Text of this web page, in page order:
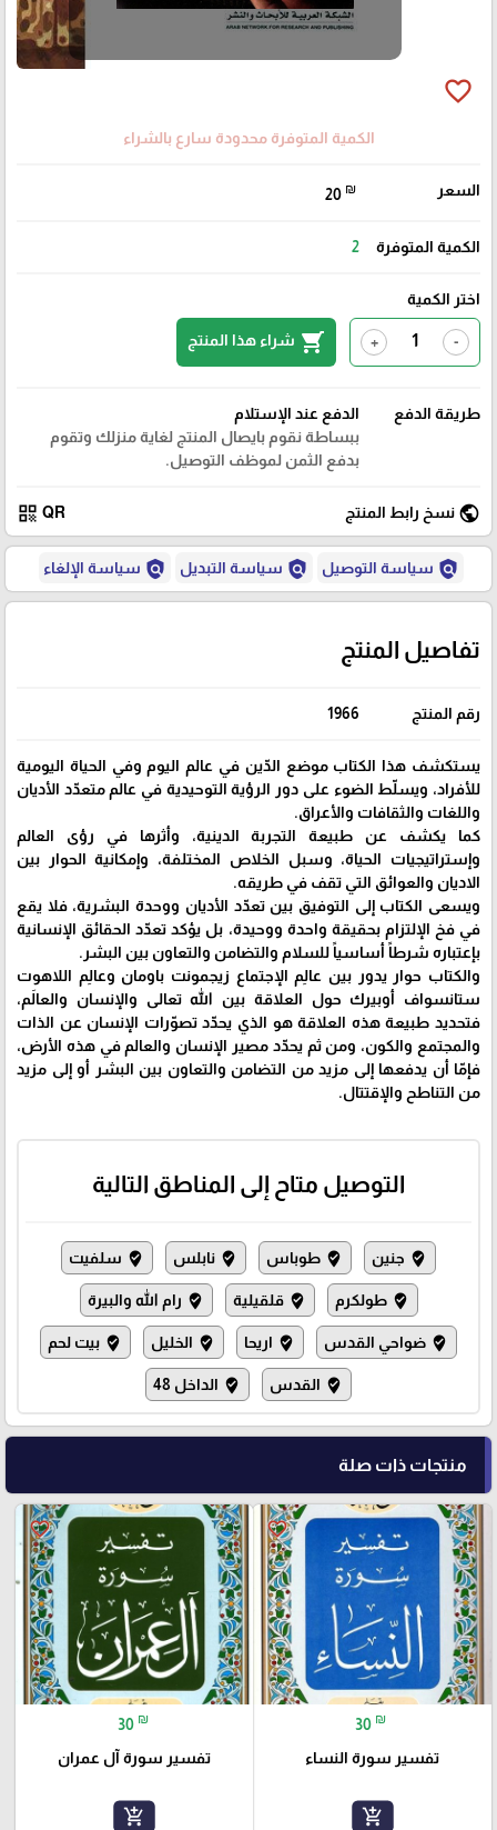
favorite_border
الكمية المتوفرة محدودة سارع بالشراء
السعر 20 ₪
الكمية المتوفرة 2
اختر الكمية
-
+
shopping_cart شراء هذا المنتج
طريقة الدفع
الدفع عند الإستلام
ببساطة نقوم بايصال المنتج لغاية منزلك وتقوم
بدفع الثمن لموظف التوصيل.
public نسخ رابط المنتج QR
qr_code
policy سياسة التوصيل policy سياسة التبديل policy سياسة الإلغاء
تفاصيل المنتج
رقم المنتج 1966
يستكشف هذا الكتاب موضع الدّين في عالم اليوم وفي الحياة اليومية
للأفراد، ويسلّط الضوء على دور الرؤية التوحيدية في عالم متعدّد الأديان
واللغات والثقافات والأعراق.
كما يكشف عن طبيعة التجربة الدينية، وأثرها في رؤى العالم
وإستراتيجيات الحياة، وسبل الخلاص المختلفة، وإمكانية الحوار بين
الاديان والعوائق التي تقف في طريقه.
ويسعى الكتاب إلى التوفيق بين تعدّد الأديان ووحدة البشرية، فلا يقع
في فخ الإلتزام بحقيقة واحدة ووحيدة، بل يؤكد تعدّد الحقائق الإنسانية
بإعتباره شرطاً أساسياً للسلام والتضامن والتعاون بين البشر.
والكتاب حوار يدور بين عالِم الإجتماع زيجمونت باومان وعالِم اللاهوت
ستانسواف أوبيرك حول العلاقة بين الله تعالى والإنسان والعالَم،
فتحديد طبيعة هذه العلاقة هو الذي يحدّد تصوّرات الإنسان عن الذات
والمجتمع والكون، ومن ثم يحدّد مصير الإنسان والعالم في هذه الأرض،
فإمّا أن يدفعها إلى مزيد من التضامن والتعاون بين البشر أو إلى مزيد
من التناطح والإقتتال.
التوصيل متاح إلى المناطق التالية
where_to_vote جنين where_to_vote طوباس where_to_vote نابلس where_to_vote سلفيت
where_to_vote طولكرم where_to_vote قلقيلية where_to_vote رام الله والبيرة
where_to_vote ضواحي القدس where_to_vote اريحا where_to_vote الخليل where_to_vote بيت لحم
where_to_vote القدس where_to_vote الداخل 48
منتجات ذات صلة
favorite_border
30 ₪
تفسير سورة النساء
add_shopping_cart
favorite_border
30 ₪
تفسير سورة آل عمران
add_shopping_cart